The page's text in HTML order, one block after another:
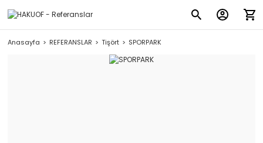
Anasayfa REFERANSLAR Tişört SPORPARK